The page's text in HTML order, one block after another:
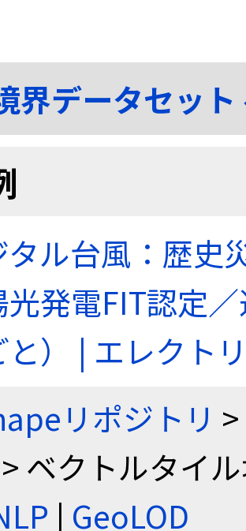
界データセッ
タル台風：歴史
光発電FIT認定
と） | エレクト
リポジトリ >
> ベクトルタイ
| GeoLOD